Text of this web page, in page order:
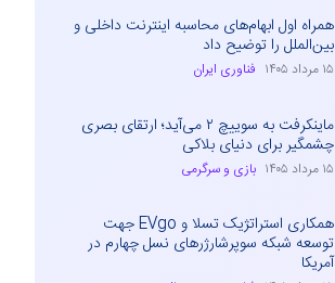
همراه اول ابهام‌های محاسبه اینترنت داخلی و
بین‌الملل را توضیح داد
۱۵ مرداد ۱۴۰۵ فناوری ایران
ماینکرفت به سوییچ ۲ می‌آید؛ ارتقای بصری
چشمگیر برای دنیای بلاکی
۱۵ مرداد ۱۴۰۵ بازی و سرگرمی
همکاری استراتژیک تسلا و EVgo جهت
توسعه شبکه سوپرشارژرهای نسل چهارم در
آمریکا